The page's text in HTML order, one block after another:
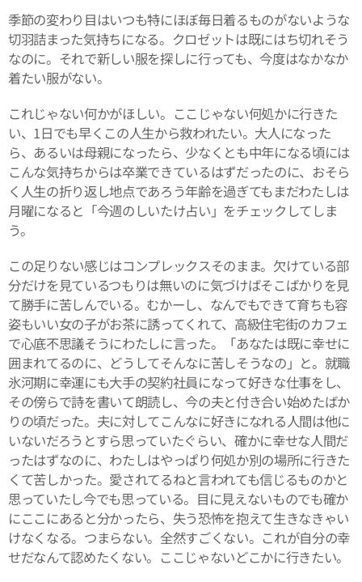
季節の変わり目はいつも特にほぼ毎日着るものがないような
切羽詰まった気持ちになる。クロゼットは既にはち切れそう
なのに。それで新しい服を探しに行っても、今度はなかなか
着たい服がない。
これじゃない何かがほしい。ここじゃない何処かに行きた
い、1日でも早くこの人生から救われたい。大人になった
ら、あるいは母親になったら、少なくとも中年になる頃には
こんな気持ちからは卒業できているはずだったのに、おそら
く人生の折り返し地点であろう年齢を過ぎてもまだわたしは
月曜になると「今週のしいたけ占い」をチェックしてしま
う。
この足りない感じはコンプレックスそのまま。欠けている部
分だけを見ているつもりは無いのに気づけばそこばかりを見
て勝手に苦しんでいる。むかーし、なんでもできて育ちも容
姿もいい女の子がお茶に誘ってくれて、高級住宅街のカフェ
で心底不思議そうにわたしに言った。「あなたは既に幸せに
囲まれてるのに、どうしてそんなに苦しそうなの」と。就職
氷河期に幸運にも大手の契約社員になって好きな仕事をし、
その傍らで詩を書いて朗読し、今の夫と付き合い始めたばか
りの頃だった。夫に対してこんなに好きになれる人間は他に
いないだろうとすら思っていたぐらい、確かに幸せな人間だ
ったはずなのに、わたしはやっぱり何処か別の場所に行きた
くて苦しかった。愛されてるねと言われても信じるものかと
思っていたし今でも思っている。目に見えないものでも確か
にここにあると分かったら、失う恐怖を抱えて生きなきゃい
けなくなる。つまらない。全然すごくない。これが自分の幸
せだなんて認めたくない。ここじゃないどこかに行きたい。